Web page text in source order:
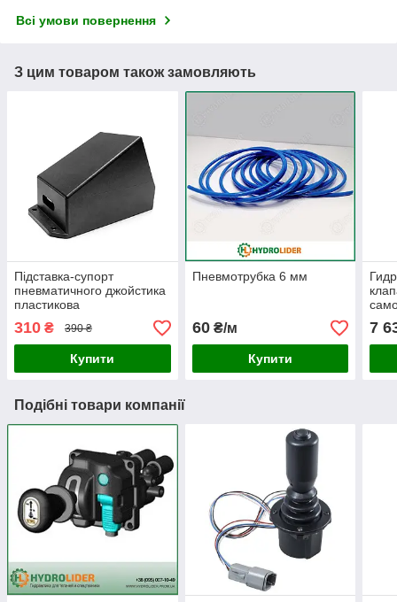
Всі умови повернення
З цим товаром також замовляють
Підставка-супорт
пневматичного джойстика
пластикова
310 ₴ 390 ₴
Купити
Пневмотрубка 6 мм
60₴/м
Купити
7
Подібні товари компанії